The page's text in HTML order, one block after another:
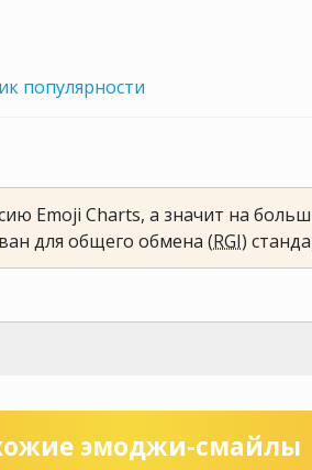
популярности
Emoji Charts, а значит на
для общего обмена (RGI)
эмоджи-смайлы